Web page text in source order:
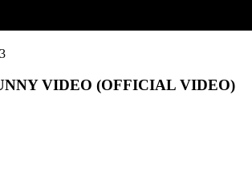
VIDEO (OFFICIAL VIDEO)